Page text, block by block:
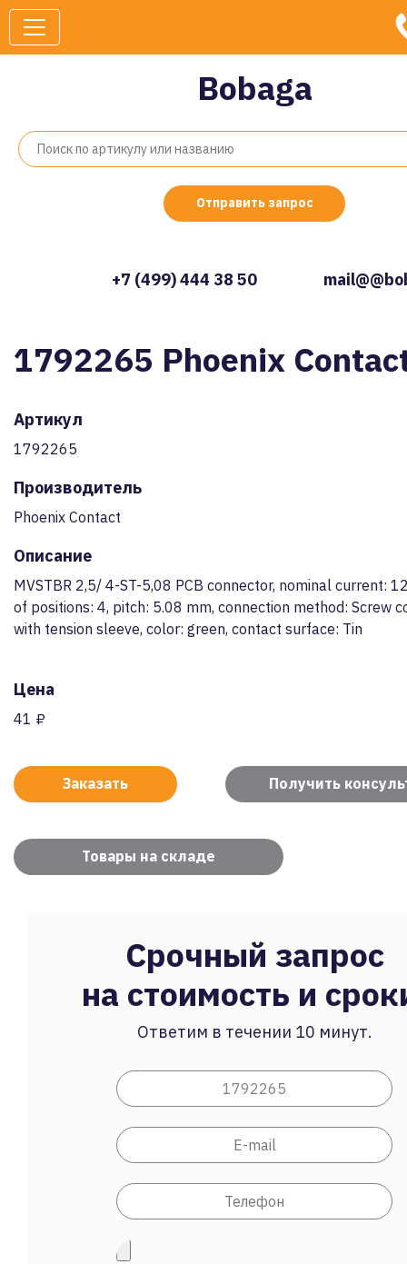
Bobaga
Отправить запрос
+7 (499) 444 38 50
1792265 Phoenix
Артикул
1792265
Производитель
Phoenix Contact
Описание
MVSTBR 2,5/ 4-ST-5,08 PCB connector, nominal current:
of positions: 4, pitch: 5.08 mm, connection method: Screw
with tension sleeve, color: green, contact surface: Tin
Цена
41 ₽
Заказать Получить
Товары на складе
Срочный запрос
на стоимость и
Ответим в течении 10 минут.